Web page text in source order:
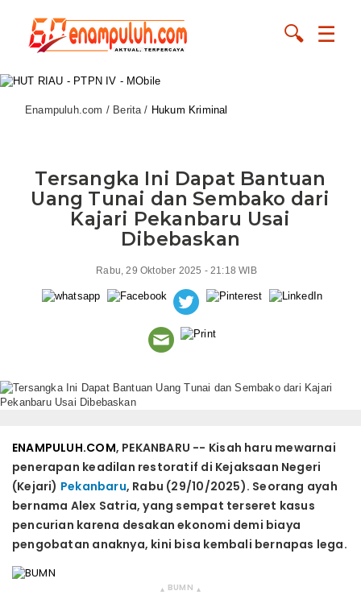
☰
🔍
Enampuluh.com / Berita / Hukum Kriminal
Tersangka Ini Dapat Bantuan
Uang Tunai dan Sembako dari
Kajari Pekanbaru Usai
Dibebaskan
Rabu, 29 Oktober 2025 - 21:18 WIB
ENAMPULUH.COM, PEKANBARU -- Kisah haru mewarnai
penerapan keadilan restoratif di Kejaksaan Negeri
(Kejari) Pekanbaru, Rabu (29/10/2025). Seorang ayah
bernama Alex Satria, yang sempat terseret kasus
pencurian karena desakan ekonomi demi biaya
pengobatan anaknya, kini bisa kembali bernapas lega.
▴ BUMN ▴